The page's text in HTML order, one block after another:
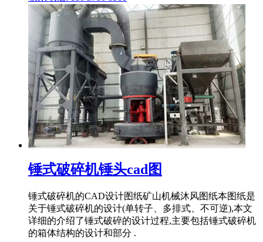
锤式破碎机锤头cad图
锤式破碎机的CAD设计图纸矿山机械沐风图纸本图纸是
关于锤式破碎机的设计(单转子、多排式、不可逆),本文
详细的介绍了锤式破碎的设计过程,主要包括锤式破碎机
的箱体结构的设计和部分 .